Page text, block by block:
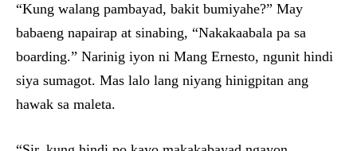
“Kung walang pambayad, bakit bumiyahe?” May
babaeng napairap at sinabing, “Nakakaabala pa sa
boarding.” Narinig iyon ni Mang Ernesto, ngunit hindi
siya sumagot. Mas lalo lang niyang hinigpitan ang
hawak sa maleta.